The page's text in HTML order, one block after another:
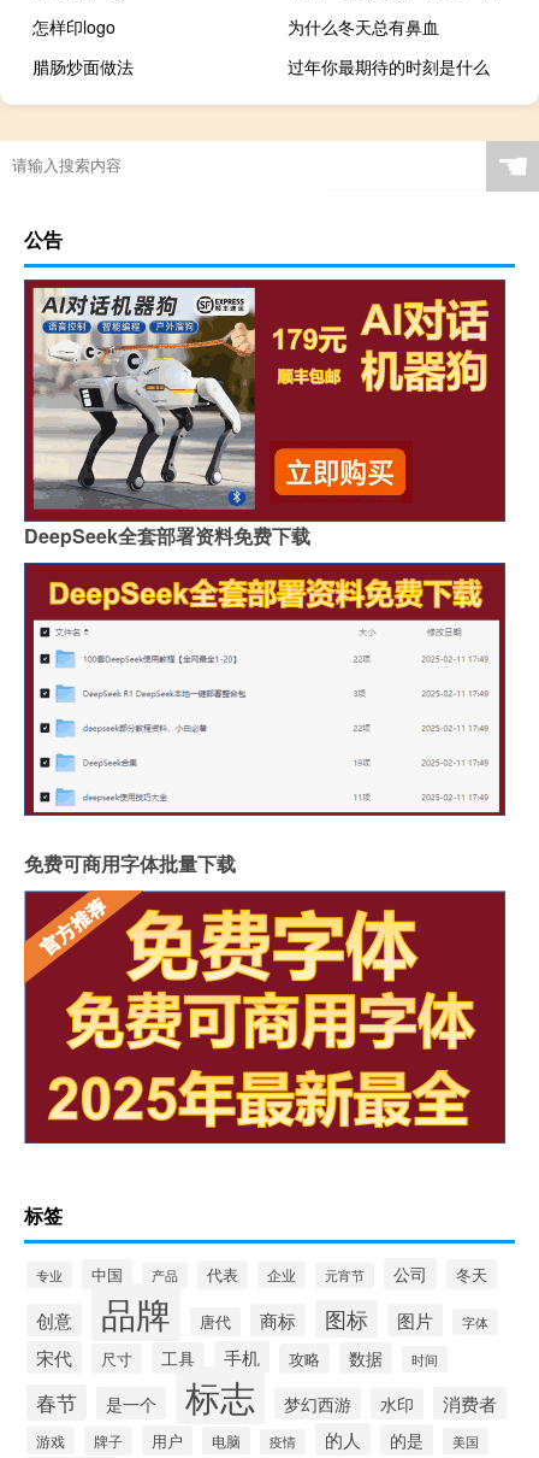
怎样印logo
为什么冬天总有鼻血
腊肠炒面做法
过年你最期待的时刻是什么
☚
公告
DeepSeek全套部署资料免费下载
免费可商用字体批量下载
标签
专业 中国 产品 代表 企业 元宵节 公司 冬天
创意 品牌 唐代 商标 图标 图片 字体
宋代 尺寸 工具 手机 攻略 数据 时间
春节 是一个 标志 梦幻西游 水印 消费者
游戏 牌子 用户 电脑 疫情 的人 的是 美国